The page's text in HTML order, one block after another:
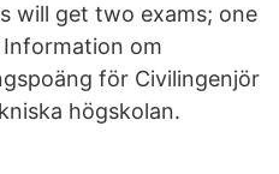
will get two exams; one
om
för Civilingenjör
högskolan.